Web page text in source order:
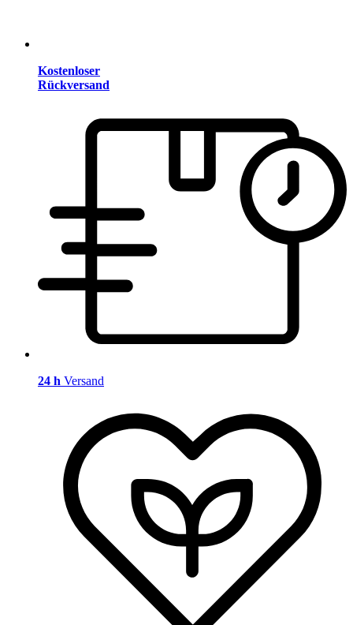
Kostenloser
Rückversand
24 h Versand